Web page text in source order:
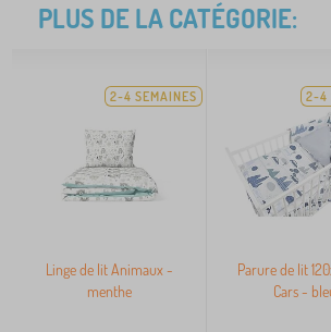
PLUS DE LA CATÉGORIE:
2-4 SEMAINES
Linge de lit Animaux -
menthe
2-4
Parure de lit
Cars -